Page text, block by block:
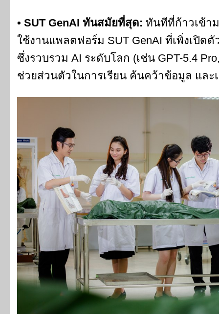
• SUT GenAI ทันสมัยที่สุด: ทันทีที่ก้าวเข้า
ใช้งานแพลตฟอร์ม SUT GenAI ที่เพิ่งเปิด
ซึ่งรวบรวม AI ระดับโลก (เช่น GPT-5.4
ช่วยส่วนตัวในการเรียน ค้นคว้าข้อมูล และ